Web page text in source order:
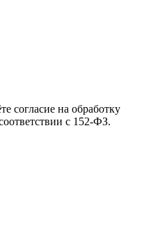
согласие на обработку
с 152-ФЗ.